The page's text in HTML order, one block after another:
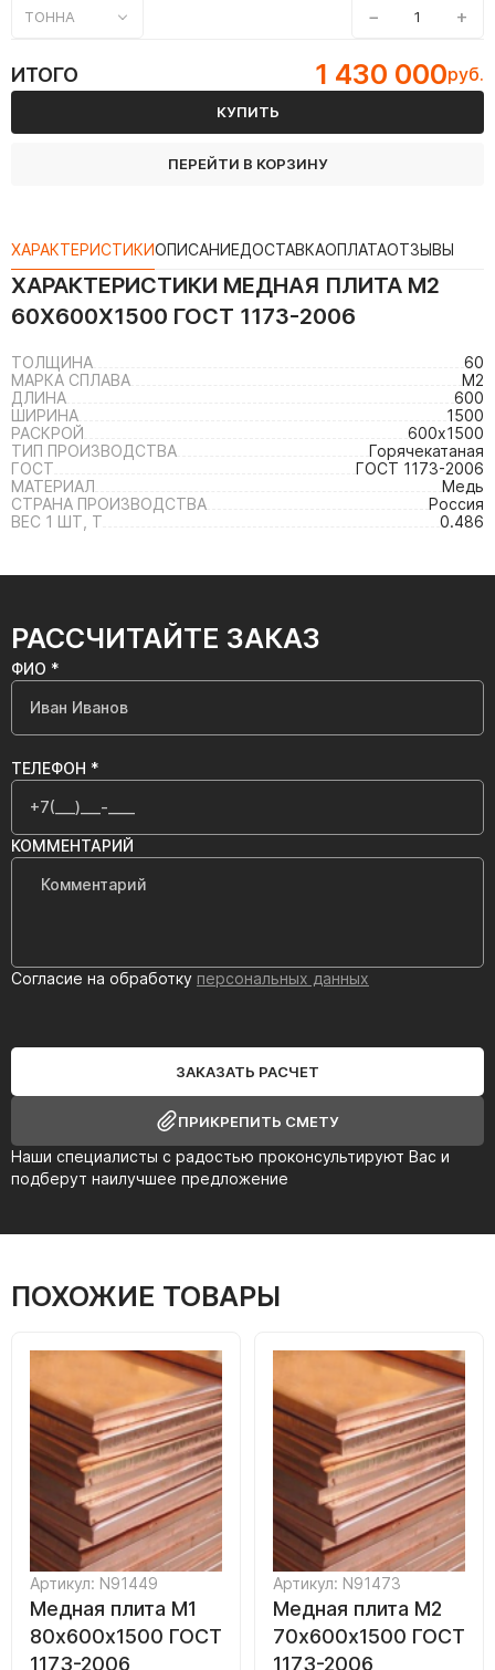
ТОННА − +
ИТОГО 1 430 000руб.
КУПИТЬ
ПЕРЕЙТИ В КОРЗИНУ
ХАРАКТЕРИСТИКИОПИСАНИЕДОСТАВКАОПЛАТАОТЗЫВЫ
ХАРАКТЕРИСТИКИ МЕДНАЯ ПЛИТА M2
60Х600Х1500 ГОСТ 1173-2006
ТОЛЩИНА
60
МАРКА СПЛАВА
М2
ДЛИНА
600
ШИРИНА
1500
РАСКРОЙ
600х1500
ТИП ПРОИЗВОДСТВА
Горячекатаная
ГОСТ
ГОСТ 1173-2006
МАТЕРИАЛ
Медь
СТРАНА ПРОИЗВОДСТВА
Россия
ВЕС 1 ШТ, Т
0.486
РАССЧИТАЙТЕ ЗАКАЗ
Наши специалисты с радостью проконсультируют Вас и
подберут наилучшее предложение
ФИО *
ТЕЛЕФОН *
КОММЕНТАРИЙ
Согласие на обработку персональных данных
ЗАКАЗАТЬ РАСЧЕТ
ПРИКРЕПИТЬ СМЕТУ
ПОХОЖИЕ ТОВАРЫ
Артикул: N91449
Медная плита М1
80x600х1500 ГОСТ
1173-2006
Артикул: N91473
Медная плита M2
70х600х1500 ГОСТ
1173-2006